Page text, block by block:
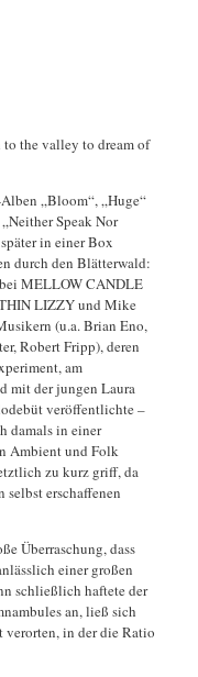
to the valley to dream of
„Bloom“, „Huge“
Speak Nor
in einer Box
durch den Blätterwald:
MELLOW CANDLE
LIZZY und Mike
(u.a. Brian Eno,
Robert Fripp), deren
am
mit der jungen Laura
veröffentlichte –
damals in einer
Ambient und Folk
zu kurz griff, da
erschaffenen
Überraschung, dass
einer großen
schließlich haftete der
an, ließ sich
in der die Ratio